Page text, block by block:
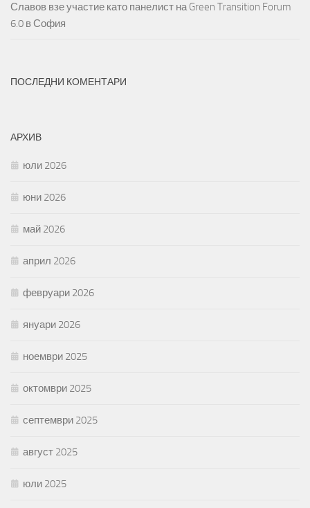
Славов взе участие като панелист на Green Transition Forum
6.0 в София
ПОСЛЕДНИ КОМЕНТАРИ
АРХИВ
юли 2026
юни 2026
май 2026
април 2026
февруари 2026
януари 2026
ноември 2025
октомври 2025
септември 2025
август 2025
юли 2025